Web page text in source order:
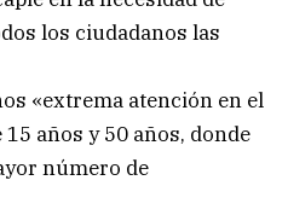
los ciudadanos las
«extrema atención en el
años y 50 años, donde
número de